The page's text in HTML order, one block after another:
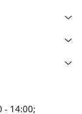
- 14:00;